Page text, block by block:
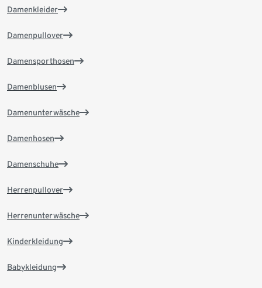
Damenkleider
Damenpullover
Damensporthosen
Damenblusen
Damenunterwäsche
Damenhosen
Damenschuhe
Herrenpullover
Herrenunterwäsche
Kinderkleidung
Babykleidung